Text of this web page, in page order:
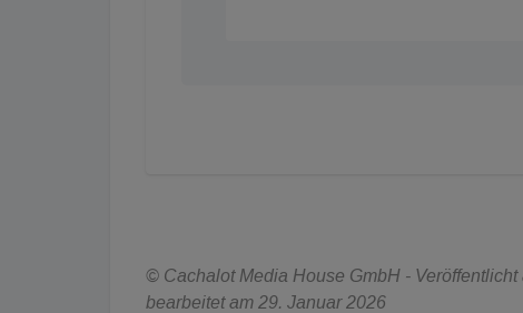
© Cachalot Media House GmbH -
bearbeitet am 29. Januar 2026